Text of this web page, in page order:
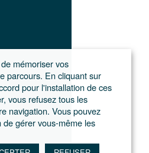
mémoriser vos
parcours. En cliquant sur
pour l'installation de ces
vous refusez tous les
navigation. Vous pouvez
gérer vous-même les